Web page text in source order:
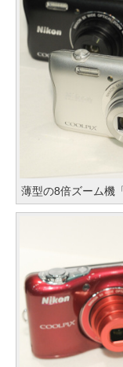
薄型の8倍ズーム機